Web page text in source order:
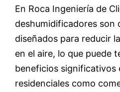
En Roca Ingeniería de
deshumidificadores son
diseñados para reducir
en el aire, lo que puede
beneficios
residenciales como